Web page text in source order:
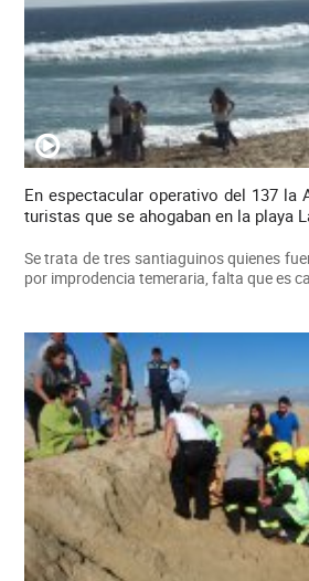
En espectacular operativo del 137 la
turistas que se ahogaban en la playa
Se trata de tres santiaguinos quienes
por improdencia temeraria, falta que es